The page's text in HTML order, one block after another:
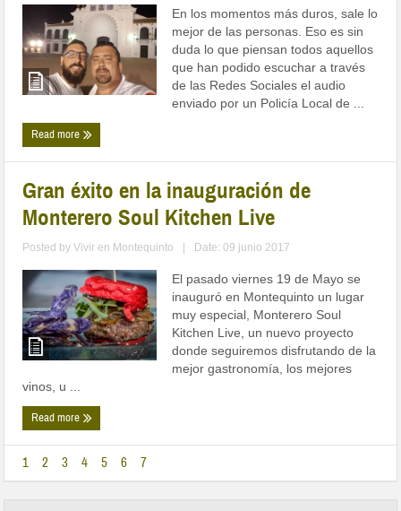
En los momentos más duros, sale lo
mejor de las personas. Eso es sin
duda lo que piensan todos aquellos
que han podido escuchar a través
de las Redes Sociales el audio
enviado por un Policía Local de ...
Read more
Gran éxito en la inauguración de
Monterero Soul Kitchen Live
Posted byVivir en Montequinto Date: 09 junio 2017
El pasado viernes 19 de Mayo se
inauguró en Montequinto un lugar
muy especial, Monterero Soul
Kitchen Live, un nuevo proyecto
donde seguiremos disfrutando de la
mejor gastronomía, los mejores
vinos, u ...
Read more
1 2 3 4 5 6 7